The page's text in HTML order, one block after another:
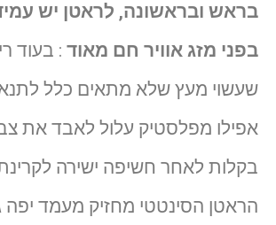
בראש ובראשונה, לראטן יש
בפני מזג אוויר חם מאוד : בעוד
שעשוי מעץ שלא מתאים כלל
אפילו מפלסטיק עלול לאבד את
בקלות לאחר חשיפה ישירה
הראטן הסינטטי מחזיק מעמד